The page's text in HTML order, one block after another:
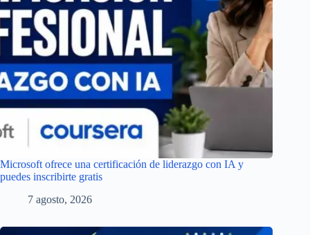
Microsoft ofrece una certificación de liderazgo con IA y
puedes inscribirte gratis
7 agosto, 2026